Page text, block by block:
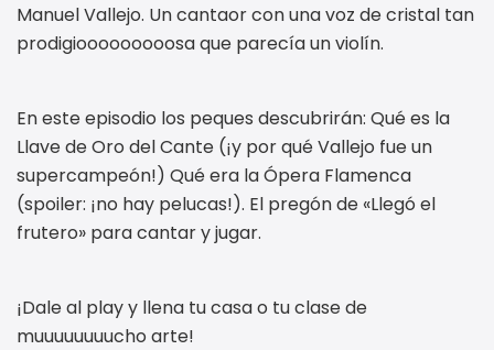
Manuel Vallejo. Un cantaor con una voz de cristal tan
prodigiooooooooosa que parecía un violín.
En este episodio los peques descubrirán: Qué es la
Llave de Oro del Cante (¡y por qué Vallejo fue un
supercampeón!) Qué era la Ópera Flamenca
(spoiler: ¡no hay pelucas!). El pregón de «Llegó el
frutero» para cantar y jugar.
¡Dale al play y llena tu casa o tu clase de
muuuuuuuucho arte!